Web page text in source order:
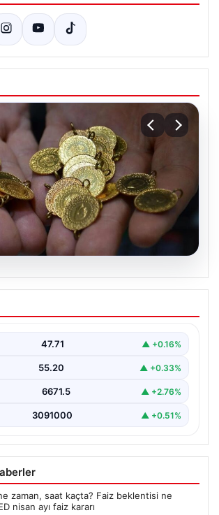
canlı 14 Nisan 2026: Altın
kadar oldu? Gram, çeyrek,
47.71 ▲ +0.16%
55.20 ▲ +0.33%
6671.5 ▲ +2.76%
3091000 ▲ +0.51%
zaman, saat kaçta? Faiz beklentisi ne
nisan ayı faiz kararı